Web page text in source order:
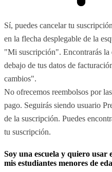
Sí, puedes cancelar tu
en la flecha desplegable de la
"Mi suscripción". Encontrarás
debajo de tus datos de
cambios".
No ofrecemos reembolsos por
pago. Seguirás siendo usuario
de la suscripción. Puedes
tu suscripción.
Soy una escuela y quiero usar
mis estudiantes menores de